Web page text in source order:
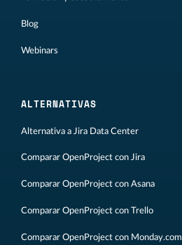
Blog
Webinars
ALTERNATIVAS
Alternativa a Jira Data Center
Comparar OpenProject con Jira
Comparar OpenProject con Asana
Comparar OpenProject con Trello
Comparar OpenProject con Monday.com